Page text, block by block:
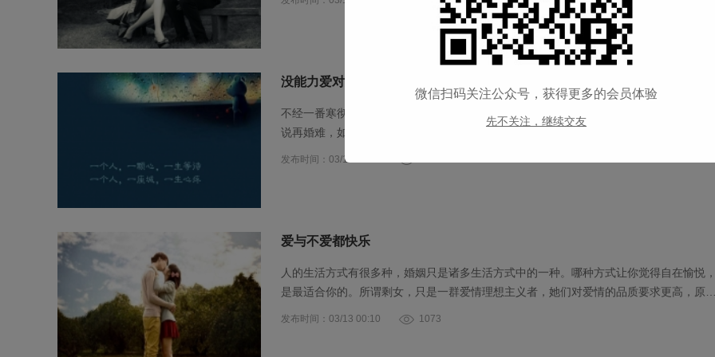
没能力爱对方 请别选择再婚
不经一番寒彻骨，哪得梅花扑鼻香。 历经了失败婚姻的洗礼，更懂得珍惜婚姻家庭的甜
说再婚难，如果我们以诚心相待，缘分圆了，选择对了彼此适合的人，再婚定会拥有……
发布时间：03/13 00:14
爱与不爱都快乐
人的生活方式有很多种，婚姻只是诸多生活方式中的一种。哪种方式让你觉得自在愉悦
是最适合你的。所谓剩女，只是一群爱情理想主义者，她们对爱情的品质要求更高，原
发布时间：03/13 00:10 1073
微信扫码关注公众号，获得更多的会员体验
先不关注，继续交友